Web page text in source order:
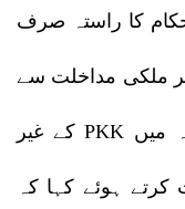
کا راستہ صرف
ملکی مداخلت سے
مسائل بڑھتے ہیں۔ انہوں نے ترکیہ میں PKK کے غیر
ہوئے کہا کہ